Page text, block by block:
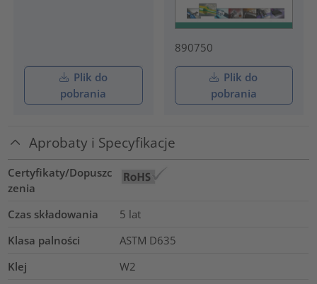
Plik do
pobrania
890750
Plik do
pobrania
Aprobaty i Specyfikacje
Certyfikaty/Dopuszc
zenia
Czas składowania
5 lat
Klasa palności
ASTM D635
Klej
W2